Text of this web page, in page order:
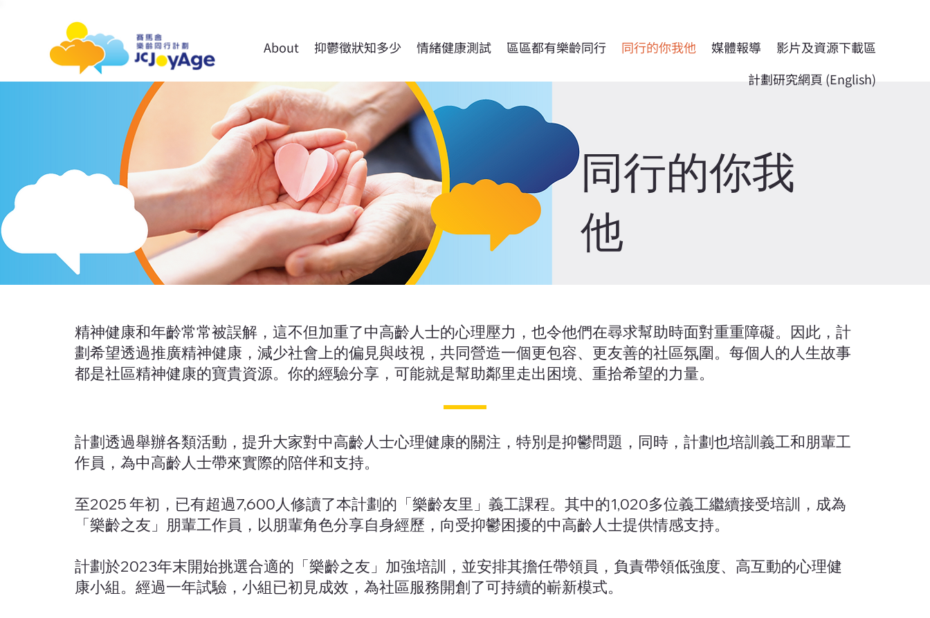
About 抑鬱徵狀知多少 情緒健康測試 區區都有樂齡同行 同行的你我他 媒體報導
影片及資源下載區
計劃研究網頁 (English)
精神健康和年齡常常被誤解，這不但加重了中高齡人士的心理壓力，也令他們在尋求幫助時面對重重障礙。因此，計
劃希望透過推廣精神健康，減少社會上的偏見與歧視，共同營造一個更包容、更友善的社區氛圍。每個人的人生故事
都是社區精神健康的寶貴資源。你的經驗分享，可能就是幫助鄰里走出困境、重拾希望的力量。
計劃透過舉辦各類活動，提升大家對中高齡人士心理健康的關注，特別是抑鬱問題，同時，計劃也培訓義工和朋輩工
作員，為中高齡人士帶來實際的陪伴和支持。
至2025 年初，已有超過7,600人修讀了本計劃的「樂齡友里」義工課程。其中的1,020多位義工繼續接受培訓，成為
「樂齡之友」朋輩工作員，以朋輩角色分享自身經歷，向受抑鬱困擾的中高齡人士提供情感支持。
計劃於2023年末開始挑選合適的「樂齡之友」加強培訓，並安排其擔任帶領員，負責帶領低強度、高互動的心理健
康小組。經過一年試驗，小組已初見成效，為社區服務開創了可持續的嶄新模式。
同行的你我
他